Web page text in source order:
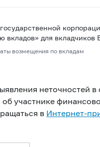
вкладов» для
возмещения по вкладам
неточностей
об участнике
в Интернет-